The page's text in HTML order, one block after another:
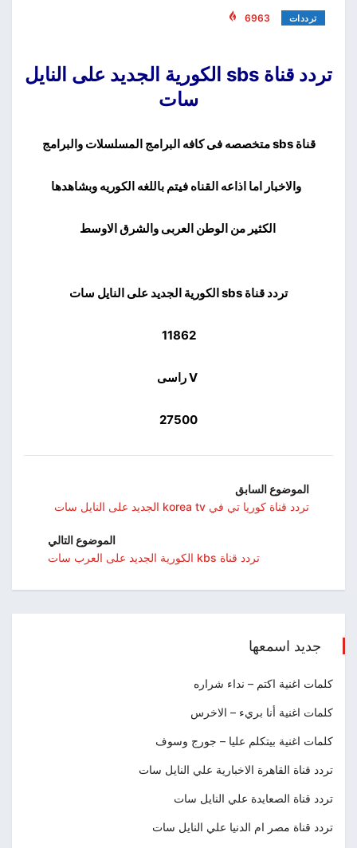
ترددات 6963
تردد قناة sbs الكورية الجديد على النايل
سات
قناة sbs متخصصه فى كافه البرامج المسلسلات والبرامج
والاخبار اما اذاعه القناه فيتم باللغه الكوريه وبشاهدها
الكثير من الوطن العربى والشرق الاوسط
تردد قناة sbs الكورية الجديد على النايل سات
11862
27500
الموضوع السابق
تردد قناة كوريا تي في korea tv الجديد على النايل سات
الموضوع التالي
تردد قناة kbs الكورية الجديد على العرب سات
جديد اسمعها
كلمات اغنية اكتم – نداء شراره
كلمات اغنية أنا بريء – الاخرس
كلمات اغنية بيتكلم عليا – جورج وسوف
تردد قناة القاهرة الاخبارية علي النايل سات
تردد قناة الصعايدة علي النايل سات
تردد قناة مصر ام الدنيا علي النايل سات